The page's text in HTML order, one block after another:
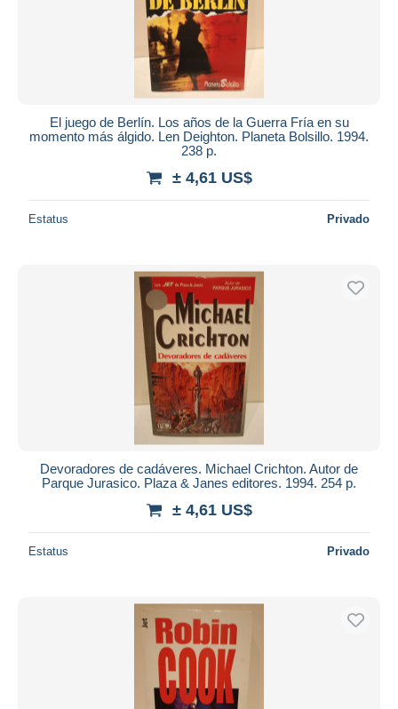
El juego de Berlín. Los años de la Guerra Fría en su
momento más álgido. Len Deighton. Planeta Bolsillo. 1994.
238 p.
± 4,61 US$
Estatus Privado
Devoradores de cadáveres. Michael Crichton. Autor de
Parque Jurasico. Plaza & Janes editores. 1994. 254 p.
± 4,61 US$
Estatus Privado